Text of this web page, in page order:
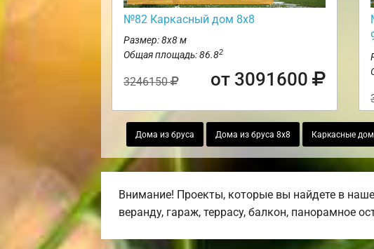
№82 Каркасный дом 8х8
Размер: 8х8 м
Общая площадь: 86.82
3246150 от 3091600
Дома из бруса Дома из бруса 8х8 Каркасные
Внимание! Проекты, которые вы найдете в
веранду, гараж, террасу, балкон, панорамное